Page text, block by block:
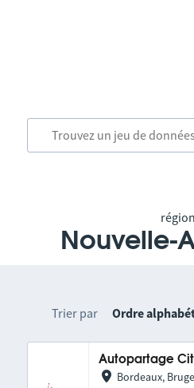
région
Nouvelle-
Trier par Ordre
Autopartage
Bordeaux,